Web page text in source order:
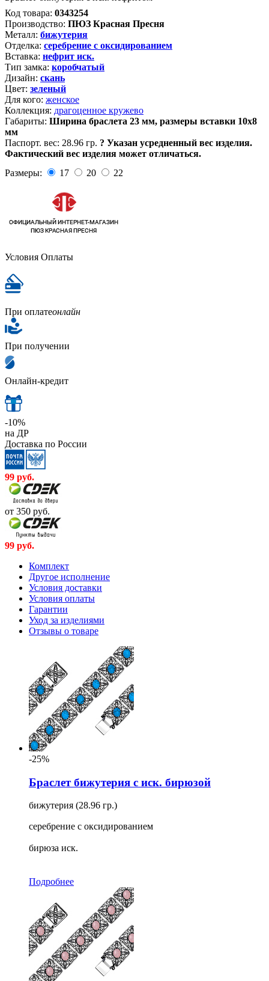
Код товара: 0343254
Производство: ПЮЗ Красная Пресня
Металл: бижутерия
Отделка: серебрение с оксидированием
Вставка: нефрит иск.
Тип замка: коробчатый
Дизайн: скань
Цвет: зеленый
Для кого: женское
Коллекция: драгоценное кружево
Габариты: Ширина браслета 23 мм, размеры вставки 10х8
мм
Паспорт. вес: 28.96 гр. ? Указан усредненный вес изделия.
Фактический вес изделия может отличаться.
Размеры:
17 20 22
Условия Оплаты
При оплатеонлайн
При получении
Онлайн-кредит
-10%
на ДР
Доставка по России
99 руб.
от 350 руб.
99 руб.
Комплект
Другое исполнение
Условия доставки
Условия оплаты
Гарантии
Уход за изделиями
Отзывы о товаре
-25%
Браслет бижутерия с иск. бирюзой
бижутерия (28.96 гр.)
серебрение с оксидированием
бирюза иск.
Подробнее